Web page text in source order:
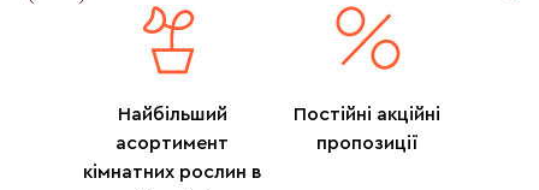
Найбільший
асортимент
кімнатних рослин в
Постійні акційні
пропозиції